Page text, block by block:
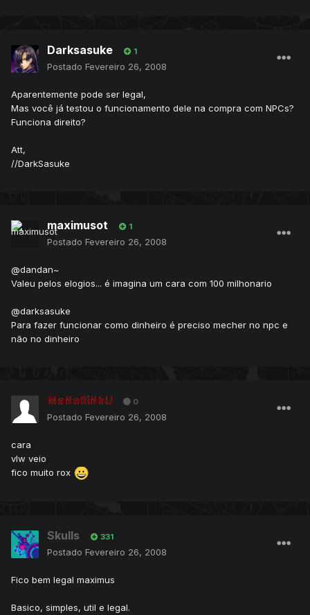
Darksasuke 1
Postado Fevereiro 26, 2008
Aparentemente pode ser legal,
Mas você já testou o funcionamento dele na compra com NPCs?
Funciona direito?
Att,
//DarkSasuke
maximusot 1
Postado Fevereiro 26, 2008
@dandan~
Valeu pelos elogios... é imagina um cara com 100 milhonario
@darksasuke
Para fazer funcionar como dinheiro é preciso mecher no npc e
não no dinheiro
MaNeRiNhU 0
Postado Fevereiro 26, 2008
cara
vlw veio
fico muito rox
Skulls 331
Postado Fevereiro 26, 2008
Fico bem legal maximus
Basico, simples, util e legal.